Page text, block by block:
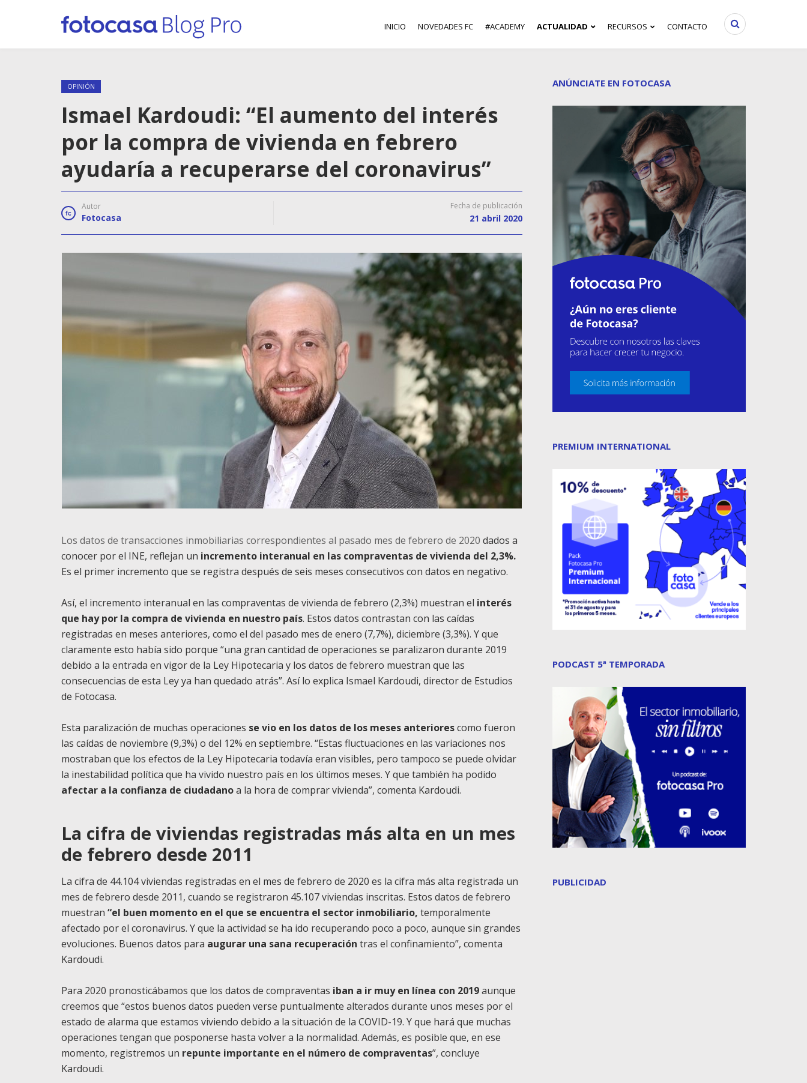
INICIO NOVEDADES FC #ACADEMY ACTUALIDAD RECURSOS CONTACTO
OPINIÓN
Ismael Kardoudi: “El aumento del interés
por la compra de vivienda en febrero
ayudaría a recuperarse del coronavirus”
Autor
Fotocasa
Fecha de publicación
21 abril 2020
Los datos de transacciones inmobiliarias correspondientes al pasado mes de febrero de 2020 dados a
conocer por el INE, reflejan un incremento interanual en las compraventas de vivienda del 2,3%.
Es el primer incremento que se registra después de seis meses consecutivos con datos en negativo.
Así, el incremento interanual en las compraventas de vivienda de febrero (2,3%) muestran el interés
que hay por la compra de vivienda en nuestro país. Estos datos contrastan con las caídas
registradas en meses anteriores, como el del pasado mes de enero (7,7%), diciembre (3,3%). Y que
claramente esto había sido porque “una gran cantidad de operaciones se paralizaron durante 2019
debido a la entrada en vigor de la Ley Hipotecaria y los datos de febrero muestran que las
consecuencias de esta Ley ya han quedado atrás”. Así lo explica Ismael Kardoudi, director de Estudios
de Fotocasa.
Esta paralización de muchas operaciones se vio en los datos de los meses anteriorescomo fueron
las caídas de noviembre (9,3%) o del 12% en septiembre. “Estas fluctuaciones en las variaciones nos
mostraban que los efectos de la Ley Hipotecaria todavía eran visibles, pero tampoco se puede olvidar
la inestabilidad política que ha vivido nuestro país en los últimos meses. Y que también ha podido
afectar a la confianza de ciudadanoa la hora de comprar vivienda”, comenta Kardoudi.
La cifra de viviendas registradas más alta en un mes
de febrero desde 2011
La cifra de 44.104 viviendas registradas en el mes de febrero de 2020 es la cifra más alta registrada un
mes de febrero desde 2011, cuando se registraron 45.107 viviendas inscritas. Estos datos de febrero
muestran “el buen momento en el que se encuentra el sector inmobiliario, temporalmente
afectado por el coronavirus. Y que la actividad se ha ido recuperando poco a poco, aunque sin grandes
evoluciones. Buenos datos para augurar una sana recuperación tras el confinamiento”, comenta
Kardoudi.
Para 2020 pronosticábamos que los datos de compraventas iban a ir muy en línea con 2019aunque
creemos que “estos buenos datos pueden verse puntualmente alterados durante unos meses por el
estado de alarma que estamos viviendo debido a la situación de la COVID-19. Y que hará que muchas
operaciones tengan que posponerse hasta volver a la normalidad. Además, es posible que, en ese
momento, registremos un repunte importante en el número de compraventas”, concluye
Kardoudi.
ANÚNCIATE EN FOTOCASA
PREMIUM INTERNATIONAL
PODCAST 5ª TEMPORADA
PUBLICIDAD